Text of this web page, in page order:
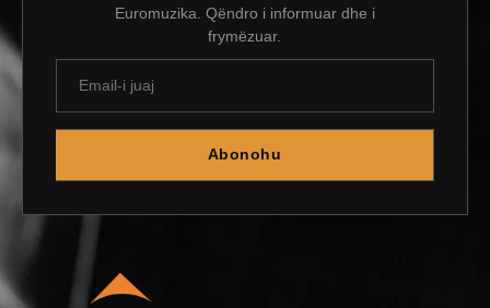
Euromuzika. Qëndro i informuar dhe i
frymëzuar.
Abonohu